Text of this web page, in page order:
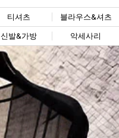
티셔츠 블라우스&셔츠
신발&가방 악세사리